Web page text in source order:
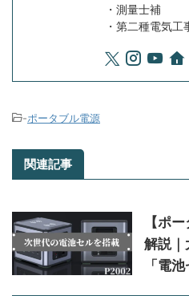
・測量士補
・第二種電気工
-ポータブル電源
関連記事
【ポ
解説｜
「電池